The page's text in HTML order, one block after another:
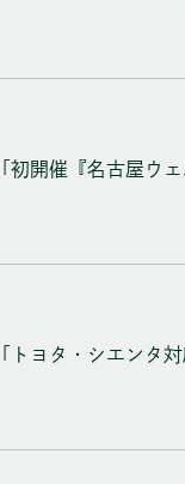
「初開催『名古屋ウ
「トヨタ・シエンタ